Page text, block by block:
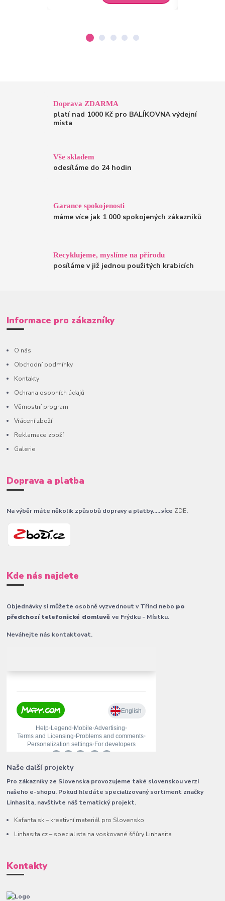
Doprava ZDARMA
platí nad 1000 Kč pro BALÍKOVNA výdejní
místa
Vše skladem
odesíláme do 24 hodin
Garance spokojenosti
máme více jak 1 000 spokojených zákazníků
Recyklujeme, myslíme na přírodu
posíláme v již jednou použitých krabicích
Informace pro zákazníky
O nás
Obchodní podmínky
Kontakty
Ochrana osobních údajů
Věrnostní program
Vrácení zboží
Reklamace zboží
Galerie
Doprava a platba
Na výběr máte několik způsobů dopravy a platby......více ZDE.
Kde nás najdete
Objednávky si můžete osobně vyzvednout v Třinci nebo po
předchozí telefonické domluvěve Frýdku - Místku.
Neváhejte nás kontaktovat.
Naše další projekty
Pro zákazníky ze Slovenska provozujeme také slovenskou verzi
našeho e-shopu. Pokud hledáte specializovaný sortiment značky
Linhasita, navštivte náš tematický projekt.
Kafanta.sk – kreativní materiál pro Slovensko
Linhasita.cz – specialista na voskované šňůry Linhasita
Kontakty